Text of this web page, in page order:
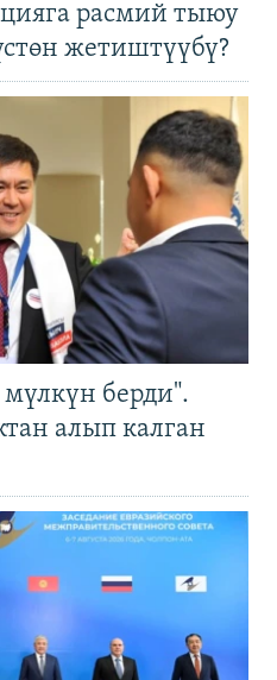
расмий тыюу
жетиштүүбү?
берди".
алып калган